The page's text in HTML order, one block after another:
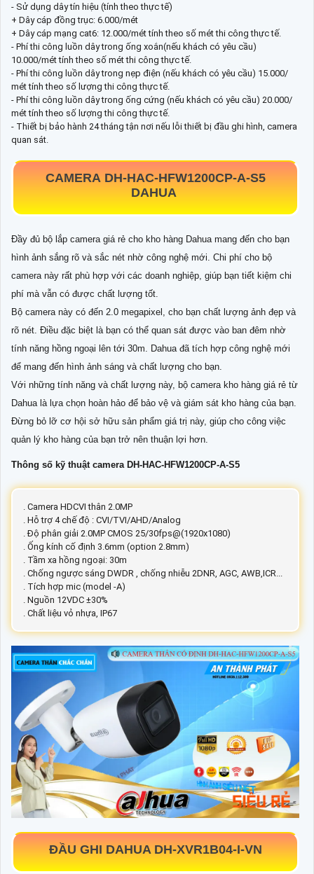
- Sử dụng dây tín hiệu (tính theo thực tế)
+ Dây cáp đồng trục: 6.000/mét
+ Dây cáp mạng cat6: 12.000/mét tính theo số mét thi công thực tế.
- Phí thi công luồn dây trong ống xoắn(nếu khách có yêu cầu)
10.000/mét tính theo số mét thi công thực tế.
- Phí thi công luồn dây trong nẹp điện (nếu khách có yêu cầu) 15.000/
mét tính theo số lượng thi công thực tế.
- Phí thi công luồn dây trong ống cứng (nếu khách có yêu cầu) 20.000/
mét tính theo số lượng thi công thực tế.
- Thiết bị bảo hành 24 tháng tận nơi nếu lỗi thiết bị đầu ghi hình, camera
quan sát.
CAMERA DH-HAC-HFW1200CP-A-S5
DAHUA
Đầy đủ bộ lắp camera giá rẻ cho kho hàng Dahua mang đến cho bạn
hình ảnh sắng rõ và sắc nét nhờ công nghệ mới. Chi phí cho bộ
camera này rất phù hợp với các doanh nghiệp, giúp bạn tiết kiệm chi
phí mà vẫn có được chất lượng tốt.
Bộ camera này có đến 2.0 megapixel, cho bạn chất lượng ảnh đẹp và
rõ nét. Điều đặc biệt là bạn có thể quan sát được vào ban đêm nhờ
tính năng hồng ngoại lên tới 30m. Dahua đã tích hợp công nghệ mới
để mang đến hình ảnh sáng và chất lượng cho bạn.
Với những tính năng và chất lượng này, bộ camera kho hàng giá rẻ từ
Dahua là lựa chọn hoàn hảo để bảo vệ và giám sát kho hàng của bạn.
Đừng bỏ lỡ cơ hội sở hữu sản phẩm giá trị này, giúp cho công việc
quản lý kho hàng của bạn trở nên thuận lợi hơn.
Thông số kỹ thuật camera DH-HAC-HFW1200CP-A-S5
. Camera HDCVI thân 2.0MP
. Hỗ trợ 4 chế độ : CVI/TVI/AHD/Analog
. Độ phân giải 2.0MP CMOS 25/30fps@(1920x1080)
. Ống kính cố định 3.6mm (option 2.8mm)
. Tầm xa hồng ngoại: 30m
. Chống ngược sáng DWDR , chống nhiễu 2DNR, AGC, AWB,ICR...
. Tích hợp mic (model -A)
. Nguồn 12VDC ±30%
. Chất liệu vỏ nhựa, IP67
ĐẦU GHI DAHUA DH-XVR1B04-I-VN